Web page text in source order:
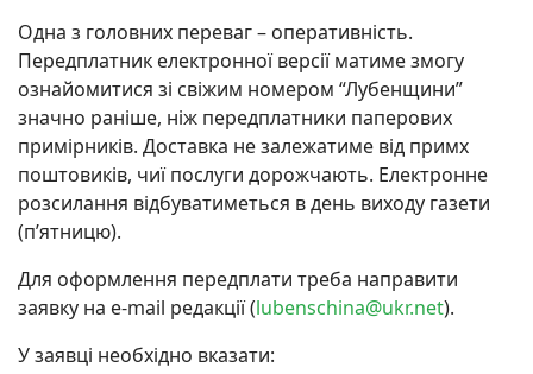
Одна з головних переваг – оперативність.
Передплатник електронної версії матиме змогу
ознайомитися зі свіжим номером “Лубенщини”
значно раніше, ніж передплатники паперових
примірників. Доставка не залежатиме від примх
поштовиків, чиї послуги дорожчають. Електронне
розсилання відбуватиметься в день виходу газети
(п’ятницю).
Для оформлення передплати треба направити
заявку на e-mail редакції (lubenschina@ukr.net).
У заявці необхідно вказати: